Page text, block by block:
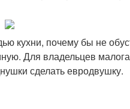
кухни, почему бы не
Для владельцев
сделать евродвушку.